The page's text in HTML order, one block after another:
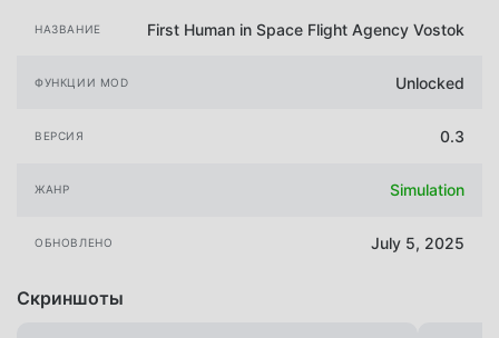
НАЗВАНИЕ First Human in Space Flight Agency Vostok
ФУНКЦИИ MOD Unlocked
ВЕРСИЯ 0.3
ЖАНР Simulation
ОБНОВЛЕНО July 5, 2025
Скриншоты